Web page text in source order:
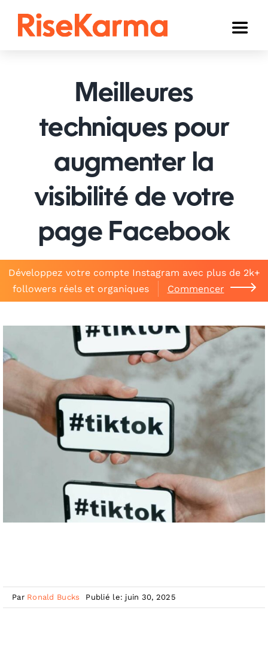
Toggle
YouTube
Twitter (𝕏)
Autres
Panier
Meilleures
techniques pour
augmenter la
visibilité de votre
page Facebook
Développez votre compte Instagram avec plus de 2k+
followers réels et organiques
Commencer
Par Ronald Bucks Publié le: juin 30, 2025